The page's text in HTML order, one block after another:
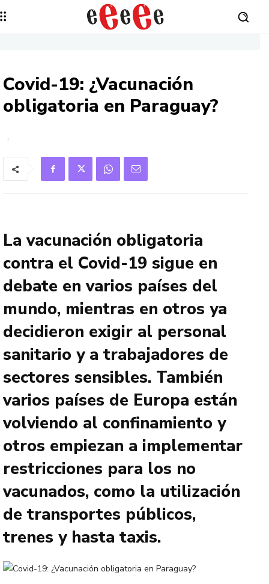
Covid-19: ¿Vacunación
obligatoria en Paraguay?
La vacunación obligatoria
contra el Covid-19 sigue en
debate en varios países del
mundo, mientras en otros ya
decidieron exigir al personal
sanitario y a trabajadores de
sectores sensibles. También
varios países de Europa están
volviendo al confinamiento y
otros empiezan a implementar
restricciones para los no
vacunados, como la utilización
de transportes públicos,
trenes y hasta taxis.